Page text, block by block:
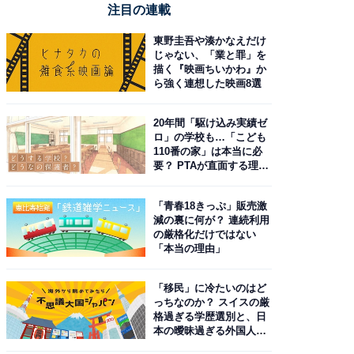
注目の連載
東野圭吾や湊かなえだけ
じゃない、「業と罪」を
描く『映画ちいかわ』か
ら強く連想した映画8選
20年間「駆け込み実績ゼ
ロ」の学校も…「こども
110番の家」は本当に必
要？ PTAが直面する理想
「青春18きっぷ」販売激
減の裏に何が？ 連続利用
の厳格化だけではない
「本当の理由」
「移民」に冷たいのはど
っちなのか？ スイスの厳
格過ぎる学歴選別と、日
本の曖昧過ぎる外国人政